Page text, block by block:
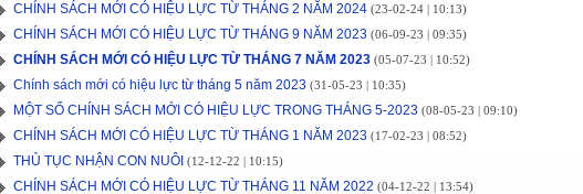
CHÍNH SÁCH MỚI CÓ HIỆU LỰC TỪ THÁNG 2 NĂM 2024 (23-02-24 | 10:13)
CHÍNH SÁCH MỚI CÓ HIỆU LỰC TỪ THÁNG 9 NĂM 2023 (06-09-23 | 09:35)
CHÍNH SÁCH MỚI CÓ HIỆU LỰC TỪ THÁNG 7 NĂM 2023 (05-07-23 | 10:52)
Chính sách mới có hiệu lực từ tháng 5 năm 2023 (31-05-23 | 10:35)
MỘT SỐ CHÍNH SÁCH MỚI CÓ HIỆU LỰC TRONG THÁNG 5-2023 (08-05-23 | 09:10)
CHÍNH SÁCH MỚI CÓ HIỆU LỰC TỪ THÁNG 1 NĂM 2023 (17-02-23 | 08:52)
THỦ TỤC NHẬN CON NUÔI (12-12-22 | 10:15)
CHÍNH SÁCH MỚI CÓ HIỆU LỰC TỪ THÁNG 11 NĂM 2022 (04-12-22 | 13:54)